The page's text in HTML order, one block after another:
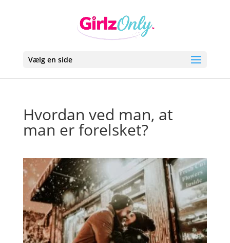
Vælg en side
Hvordan ved man, at
man er forelsket?